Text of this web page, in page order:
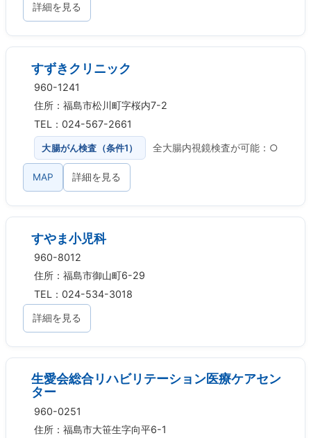
詳細を見る
すずきクリニック
960-1241
住所：福島市松川町字桜内7-2
TEL：024-567-2661
大腸がん検査（条件1） 全大腸内視鏡検査が可能：○
MAP 詳細を見る
すやま小児科
960-8012
住所：福島市御山町6-29
TEL：024-534-3018
詳細を見る
生愛会総合リハビリテーション医療ケアセン
ター
960-0251
住所：福島市大笹生字向平6-1